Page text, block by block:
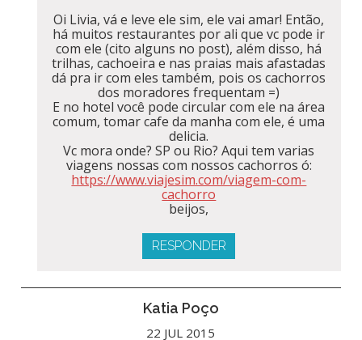
Oi Livia, vá e leve ele sim, ele vai amar! Então,
há muitos restaurantes por ali que vc pode ir
com ele (cito alguns no post), além disso, há
trilhas, cachoeira e nas praias mais afastadas
dá pra ir com eles também, pois os cachorros
dos moradores frequentam =)
E no hotel você pode circular com ele na área
comum, tomar cafe da manha com ele, é uma
delicia.
Vc mora onde? SP ou Rio? Aqui tem varias
viagens nossas com nossos cachorros ó:
https://www.viajesim.com/viagem-com-
cachorro
beijos,
RESPONDER
Katia Poço
22 JUL 2015